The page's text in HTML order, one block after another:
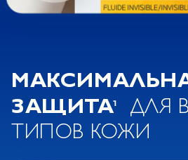
ЗАЩИТА ДЛЯ
ТИПОВ КОЖИ